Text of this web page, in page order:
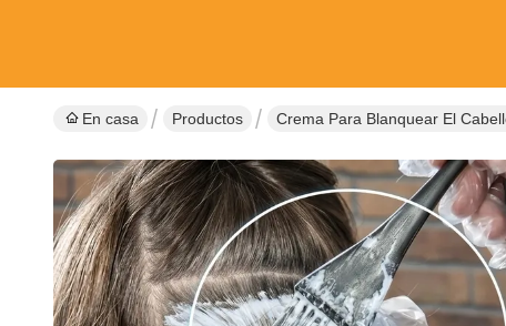
En casa Productos Crema Para Blanquear El